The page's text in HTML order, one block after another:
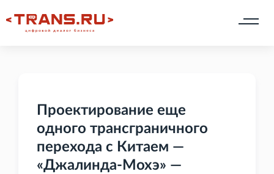
Проектирование еще
одного трансграничного
перехода с Китаем —
«Джалинда-Мохэ» —